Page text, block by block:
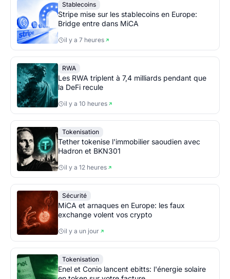
Stablecoins
Stripe mise sur les stablecoins en Europe:
Bridge entre dans MiCA
il y a 7 heures
RWA
Les RWA triplent à 7,4 milliards pendant que
la DeFi recule
il y a 10 heures
Tokenisation
Tether tokenise l'immobilier saoudien avec
Hadron et BKN301
il y a 12 heures
Sécurité
MiCA et arnaques en Europe: les faux
exchange volent vos crypto
il y a un jour
Tokenisation
Enel et Conio lancent ebitts: l'énergie solaire